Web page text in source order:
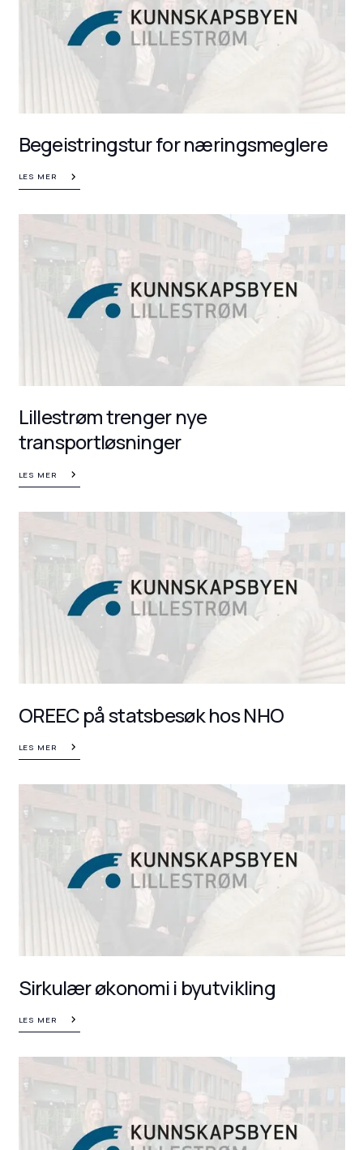
Begeistringstur for næringsmeglere
LES MER
Lillestrøm trenger nye
transportløsninger
LES MER
OREEC på statsbesøk hos NHO
LES MER
Sirkulær økonomi i byutvikling
LES MER